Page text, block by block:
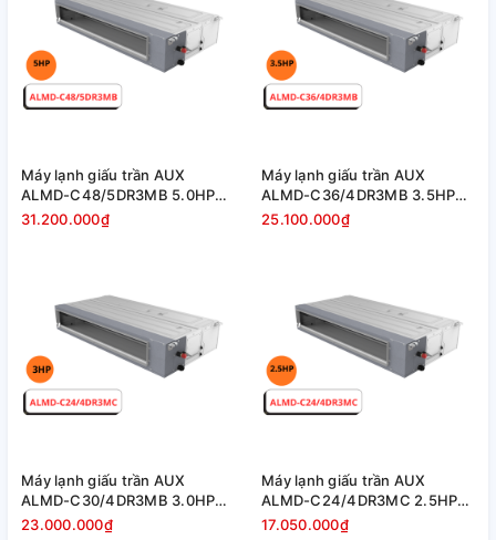
Máy lạnh giấu trần AUX
ALMD-C48/5DR3MB 5.0HP
Inverter
31.200.000₫
Máy lạnh giấu trần AUX
ALMD-C36/4DR3MB 3.5HP
Inverter
25.100.000₫
Máy lạnh giấu trần AUX
ALMD-C30/4DR3MB 3.0HP
Inverter
23.000.000₫
Máy lạnh giấu trần AUX
ALMD-C24/4DR3MC 2.5HP
Inverter
17.050.000₫